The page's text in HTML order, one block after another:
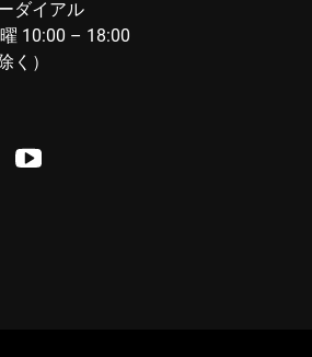
ダイアル
10:00 – 18:00
く）